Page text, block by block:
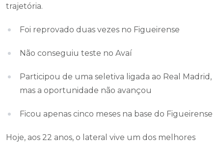
trajetória.
Foi reprovado duas vezes no Figueirense
Não conseguiu teste no Avaí
Participou de uma seletiva ligada ao Real Madrid,
mas a oportunidade não avançou
Ficou apenas cinco meses na base do Figueirense
Hoje, aos 22 anos, o lateral vive um dos melhores